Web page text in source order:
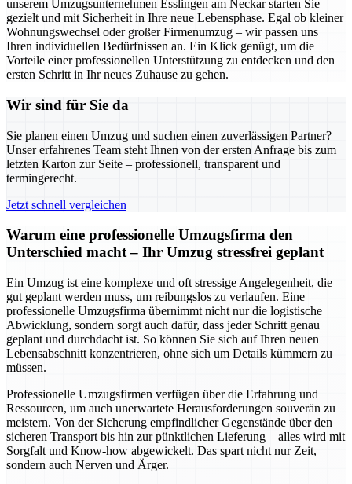
unserem Umzugsunternehmen Esslingen am Neckar starten Sie
gezielt und mit Sicherheit in Ihre neue Lebensphase. Egal ob kleiner
Wohnungswechsel oder großer Firmenumzug – wir passen uns
Ihren individuellen Bedürfnissen an. Ein Klick genügt, um die
Vorteile einer professionellen Unterstützung zu entdecken und den
ersten Schritt in Ihr neues Zuhause zu gehen.
Wir sind für Sie da
Sie planen einen Umzug und suchen einen zuverlässigen Partner?
Unser erfahrenes Team steht Ihnen von der ersten Anfrage bis zum
letzten Karton zur Seite – professionell, transparent und
termingerecht.
Jetzt schnell vergleichen
Warum eine professionelle Umzugsfirma den
Unterschied macht – Ihr Umzug stressfrei geplant
Ein Umzug ist eine komplexe und oft stressige Angelegenheit, die
gut geplant werden muss, um reibungslos zu verlaufen. Eine
professionelle Umzugsfirma übernimmt nicht nur die logistische
Abwicklung, sondern sorgt auch dafür, dass jeder Schritt genau
geplant und durchdacht ist. So können Sie sich auf Ihren neuen
Lebensabschnitt konzentrieren, ohne sich um Details kümmern zu
müssen.
Professionelle Umzugsfirmen verfügen über die Erfahrung und
Ressourcen, um auch unerwartete Herausforderungen souverän zu
meistern. Von der Sicherung empfindlicher Gegenstände über den
sicheren Transport bis hin zur pünktlichen Lieferung – alles wird mit
Sorgfalt und Know-how abgewickelt. Das spart nicht nur Zeit,
sondern auch Nerven und Ärger.